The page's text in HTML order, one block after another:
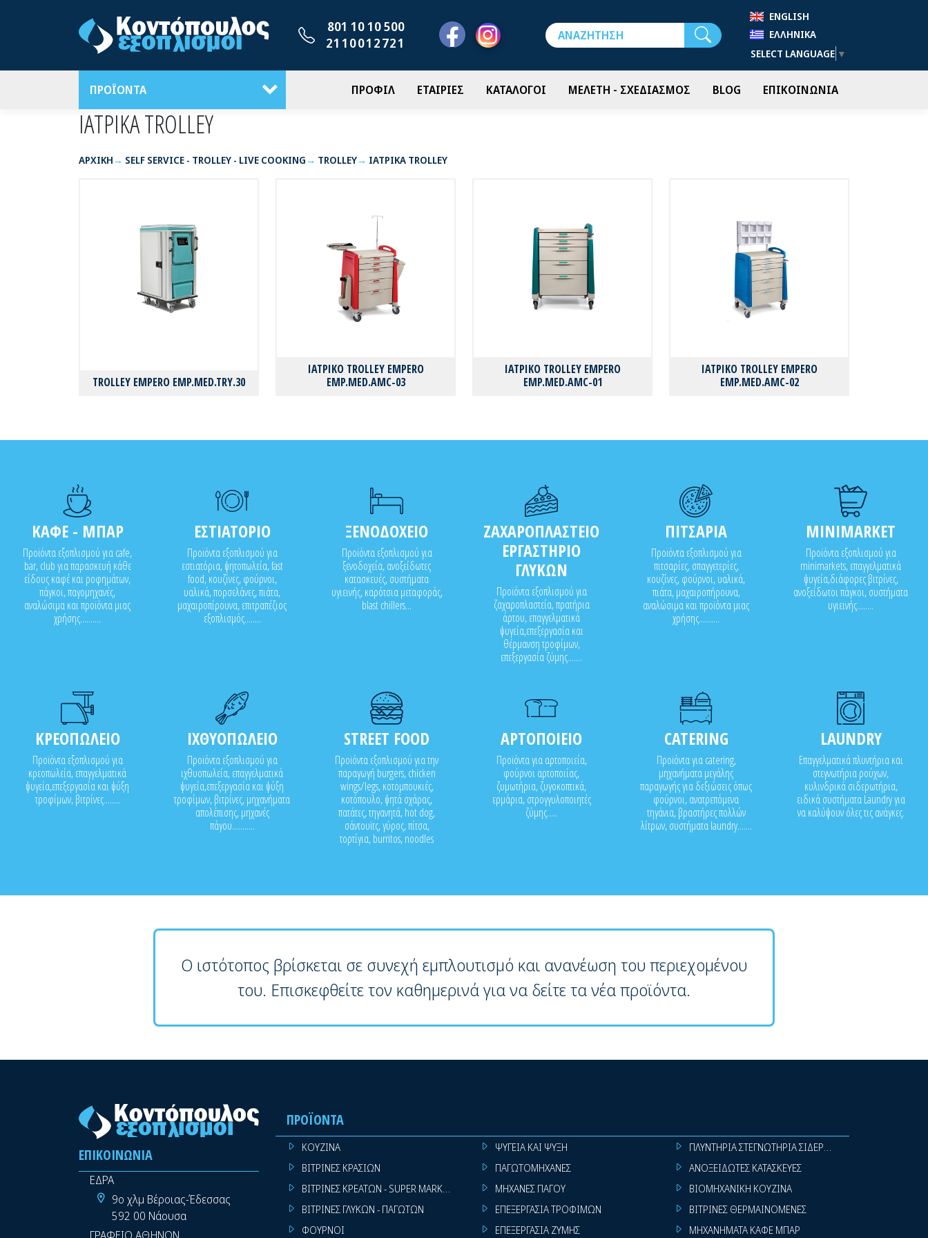
801 10 10 500
2110012721
ENGLISH
ΕΛΛΗΝΙΚΆ
SELECT LANGUAGE ▼
ΠΡΟΪΟΝΤΑ ΠΡΟΦΙΛ ΕΤΑΙΡΙΕΣ ΚΑΤΑΛΟΓΟΙ ΜΕΛΕΤΗ - ΣΧΕΔΙΑΣΜΟΣ BLOG ΕΠΙΚΟΙΝΩΝΙΑ
ΙΑΤΡΙΚΑ TROLLEY
ΑΡΧΙΚΉ SELF SERVICE - TROLLEY - LIVE COOKING TROLLEY ΙΑΤΡΙΚΑ TROLLEY
TROLLEY EMPERO EMP.MED.TRY.30
ΙΑΤΡΙΚΟ TROLLEY EMPERO
EMP.MED.AMC-03
ΙΑΤΡΙΚΟ TROLLEY EMPERO
EMP.MED.AMC-01
ΙΑΤΡΙΚΟ TROLLEY EMPERO
EMP.MED.AMC-02
ΚΑΦΕ - ΜΠΑΡ
Προϊόντα εξοπλισμού για cafe,
bar, club για παρασκευή κάθε
είδους καφέ και ροφημάτων,
πάγκοι, παγομηχανές,
αναλώσιμα και προϊόντα μιας
χρήσης..........
ΕΣΤΙΑΤΟΡΙΟ
Προϊόντα εξοπλισμού για
εστιατόρια, ψητοπωλεία, fast
food, κουζίνες, φούρνοι,
υαλικά, πορσελάνες, πιάτα,
μαχαιροπίρουνα, επιτραπέζιος
εξοπλισμός........
ΞΕΝΟΔΟΧΕΙΟ
Προϊόντα εξοπλισμού για
ξενοδοχεία, ανοξείδωτες
κατασκευές, συστήματα
υγιεινής, καρότσια μεταφοράς,
blast chillers...
ΖΑΧΑΡΟΠΛΑΣΤΕΙΟ
ΕΡΓΑΣΤΗΡΙΟ
ΓΛΥΚΩΝ
Προϊόντα εξοπλισμού για
ζαχαροπλαστεία, πρατήρια
άρτου, επαγγελματικά
ψυγεία,επεξεργασία και
θέρμανση τροφίμων,
επεξεργασία ζύμης.......
ΠΙΤΣΑΡΙΑ
Προϊόντα εξοπλισμού για
πιτσαρίες, σπαγγετερίες,
κουζίνες, φούρνοι, υαλικά,
πιάτα, μαχαιροπήρουνα,
αναλώσιμα και προϊόντα μιας
χρήσης..........
MINIMARKET
Προϊόντα εξοπλισμού για
minimarkets, επαγγελματικά
ψυγεία,διάφορες βιτρίνες,
ανοξείδωτοι πάγκοι, συστήματα
υγιεινής........
ΚΡΕΟΠΩΛΕΙΟ
Προϊόντα εξοπλισμού για
κρεοπωλεία, επαγγελματικά
ψυγεία,επεξεργασία και ψύξη
τροφίμων, βιτρίνες........
ΙΧΘΥΟΠΩΛΕΙΟ
Προϊόντα εξοπλισμού για
ιχθυοπωλεία, επαγγελματικά
ψυγεία,επεξεργασία και ψύξη
τροφίμων, βιτρίνες, μηχανήματα
απολέπισης, μηχανές
πάγου...........
STREET FOOD
Προϊόντα εξοπλισμού για την
παραγωγή burgers, chicken
wings/legs, κοτομπουκιές,
κοτόπουλο, ψητά σχάρας,
πατάτες, τηγανητά, hot dog,
σάντουϊτς, γύρος, πίτσα,
τορτίγια, burritos, noodles
ΑΡΤΟΠΟΙΕΙΟ
Προϊόντα για αρτοποιεία,
φούρνοι αρτοποιίας,
ζυμωτήρια, ζυγοκοπτικά,
ερμάρια, στρογγυλοποιητές
ζύμης.....
CATERING
Προϊόντα για catering,
μηχανήματα μεγάλης
παραγωγής για δεξιώσεις όπως
φούρνοι, ανατρεπόμενα
τηγάνια, βραστήρες πολλών
λίτρων, συστήματα laundry.......
LAUNDRY
Επαγγελματικά πλυντήρια και
στεγνωτήρια ρούχων,
κυλινδρικά σιδερωτήρια,
ειδικά συστήματα Laundry για
να καλύψουν όλες τις ανάγκες.
Ο ιστότοπος βρίσκεται σε συνεχή εμπλουτισμό και ανανέωση του περιεχομένου
του. Επισκεφθείτε τον καθημερινά για να δείτε τα νέα προϊόντα.
ΕΠΙΚΟΙΝΩΝΊΑ
ΕΔΡΑ
9ο χλμ Βέροιας-Έδεσσας
592 00 Νάουσα
ΠΡΟΪΌΝΤΑ
ΚΟΥΖΙΝΑ
ΒΙΤΡΙΝΕΣ ΚΡΑΣΙΩΝ
ΒΙΤΡΙΝΕΣ ΚΡΕΑΤΩΝ - SUPER MARKET
ΒΙΤΡΙΝΕΣ ΓΛΥΚΩΝ - ΠΑΓΩΤΩΝ
ΦΟΥΡΝΟΙ
ΨΥΓΕΙΑ ΚΑΙ ΨΥΞΗ
ΠΑΓΩΤΟΜΗΧΑΝΕΣ
ΜΗΧΑΝΕΣ ΠΑΓΟΥ
ΕΠΕΞΕΡΓΑΣΙΑ ΤΡΟΦΙΜΩΝ
ΕΠΕΞΕΡΓΑΣΙΑ ΖΥΜΗΣ
ΠΛΥΝΤΗΡΙΑ ΣΤΕΓΝΩΤΗΡΙΑ ΣΙΔΕΡΩΤΗΡΙΑ ΡΟΥΧΩΝ
ΑΝΟΞΕΙΔΩΤΕΣ ΚΑΤΑΣΚΕΥΕΣ
ΒΙΟΜΗΧΑΝΙΚΗ ΚΟΥΖΙΝΑ
ΒΙΤΡΙΝΕΣ ΘΕΡΜΑΙΝΟΜΕΝΕΣ
ΜΗΧΑΝΗΜΑΤΑ ΚΑΦΕ ΜΠΑΡ